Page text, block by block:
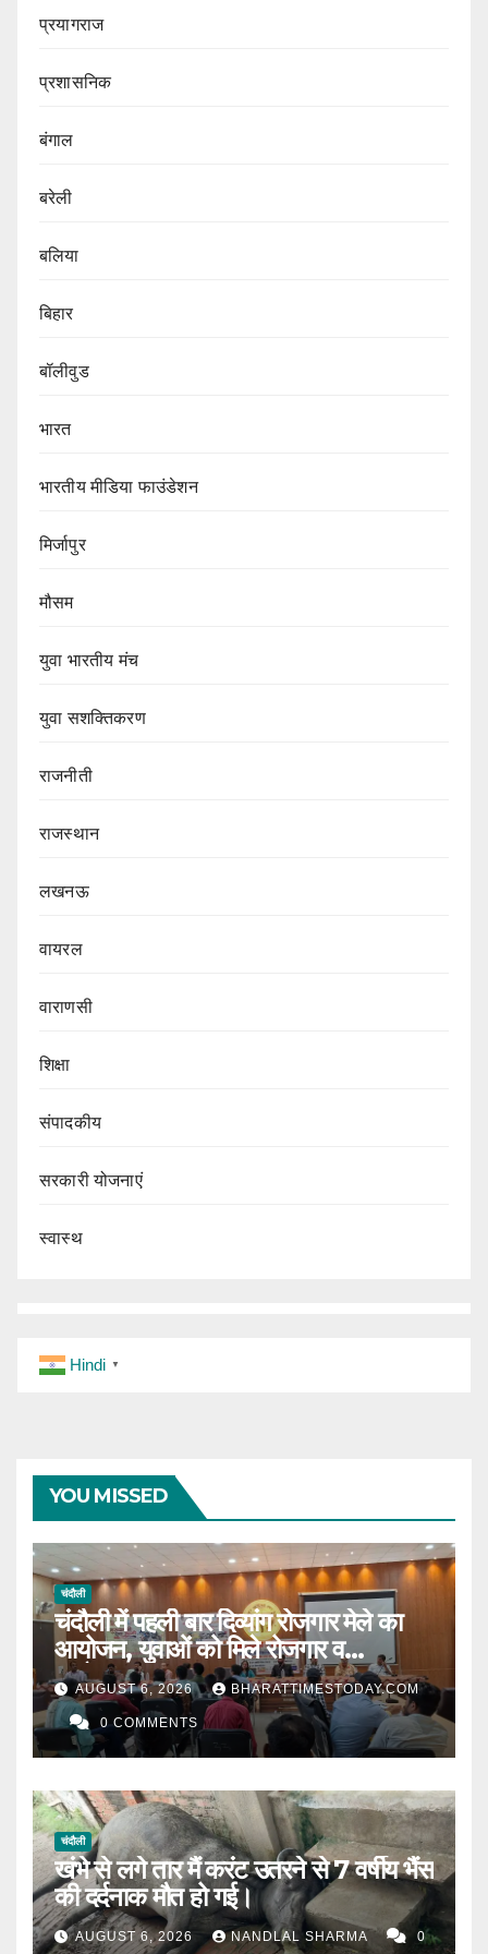
प्रयागराज
प्रशासनिक
बंगाल
बरेली
बलिया
बिहार
बॉलीवुड
भारत
भारतीय मीडिया फाउंडेशन
मिर्जापुर
मौसम
युवा भारतीय मंच
युवा सशक्तिकरण
राजनीती
राजस्थान
लखनऊ
वायरल
वाराणसी
शिक्षा
संपादकीय
सरकारी योजनाएं
स्वास्थ
Hindi ▼
YOU MISSED
चंदौली
चंदौली में पहली बार दिव्यांग रोजगार मेले का
आयोजन, युवाओं को मिले रोजगार व
स्वरोजगार के अवसर ।
AUGUST 6, 2026 BHARATTIMESTODAY.COM
0 COMMENTS
चंदौली
खंभे से लगे तार मैं करंट उतरने से 7 वर्षीय भैंस
की दर्दनाक मौत हो गई।
AUGUST 6, 2026 NANDLAL SHARMA 0